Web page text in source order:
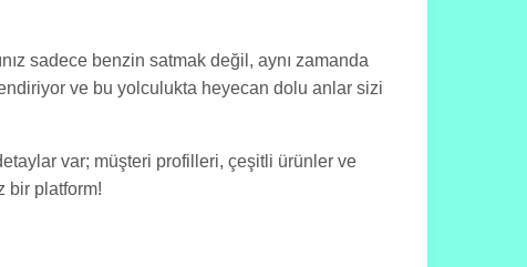
sadece benzin satmak değil, aynı zamanda
ve bu yolculukta heyecan dolu anlar sizi
var; müşteri profilleri, çeşitli ürünler ve
bir platform!